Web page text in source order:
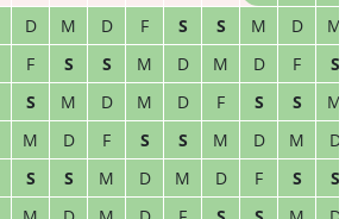
D M D F S S M D
M
F S S M D M D F
S
S M D M D F S S
M
M D F S S M D M
D
S S M D M D F S
S